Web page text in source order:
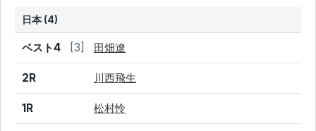
日本 (4)
結果 シード 選手名
ベスト4 [3] 田畑遼
2R 川西飛生
1R 松村怜